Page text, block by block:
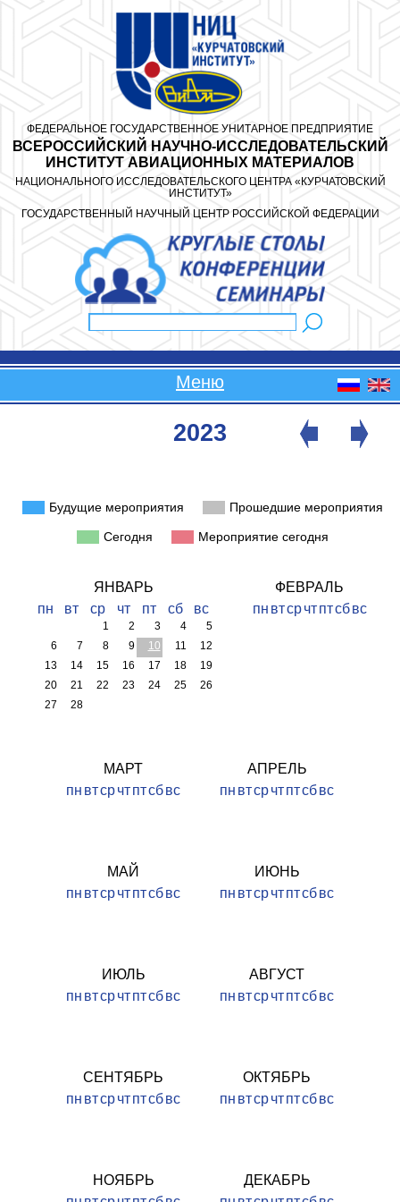
ФЕДЕРАЛЬНОЕ ГОСУДАРСТВЕННОЕ УНИТАРНОЕ ПРЕДПРИЯТИЕ
ВСЕРОССИЙСКИЙ НАУЧНО-ИССЛЕДОВАТЕЛЬСКИЙ
ИНСТИТУТ АВИАЦИОННЫХ МАТЕРИАЛОВ
НАЦИОНАЛЬНОГО ИССЛЕДОВАТЕЛЬСКОГО ЦЕНТРА «КУРЧАТОВСКИЙ
ИНСТИТУТ»
ГОСУДАРСТВЕННЫЙ НАУЧНЫЙ ЦЕНТР РОССИЙСКОЙ ФЕДЕРАЦИИ
Форма поиска
Меню
2023
Будущие мероприятия Прошедшие мероприятия
Сегодня Мероприятие сегодня
ЯНВАРЬ
пн
вт ср чт пт сб вс
1 2 3 4
5
6
7 8 9 10 11
12
13
14 15 16 17 18
19
20
21 22 23 24 25
26
27
28
ФЕВРАЛЬ
пн втср чт птсб вс
МАРТ
пн втсрчтптсбвс
АПРЕЛЬ
пн втсрчтптсбвс
МАЙ
пн втсрчтптсбвс
ИЮНЬ
пн втсрчтптсбвс
ИЮЛЬ
пн втсрчтптсбвс
АВГУСТ
пн втсрчтптсбвс
СЕНТЯБРЬ
пн втсрчтптсбвс
ОКТЯБРЬ
пн втсрчтптсбвс
НОЯБРЬ
ДЕКАБРЬ